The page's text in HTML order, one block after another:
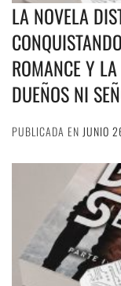
LA NOVELA
ROMANCE Y
DUEÑOS NI
PUBLICADA EN JUNIO